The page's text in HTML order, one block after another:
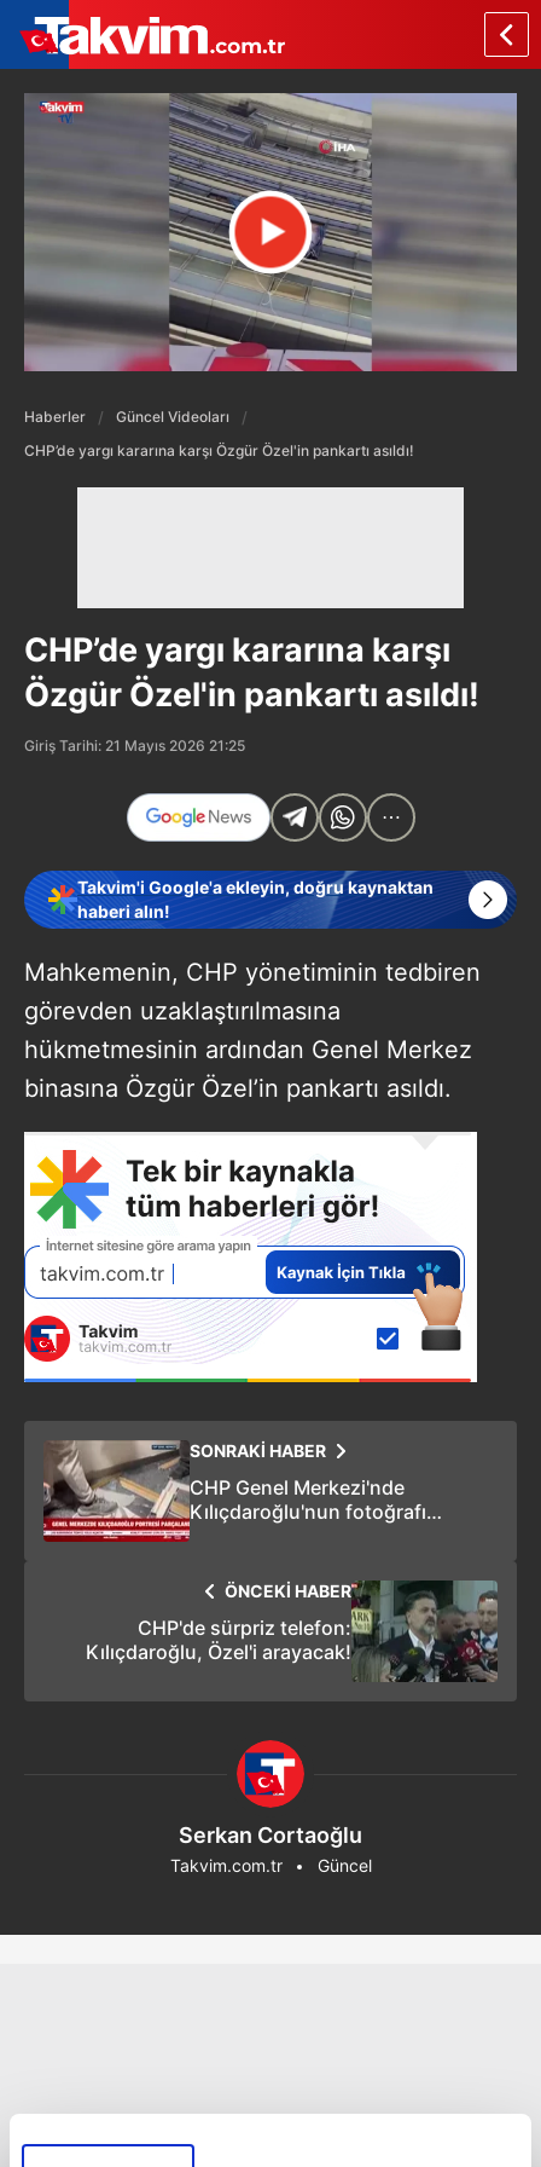
Haberler
Güncel Videoları
CHP’de yargı kararına karşı Özgür Özel'in pankartı asıldı!
CHP’de yargı kararına karşı
Özgür Özel'in pankartı asıldı!
Giriş Tarihi: 21 Mayıs 2026 21:25
Takvim'i Google'a ekleyin, doğru kaynaktan
haberi alın!
Mahkemenin, CHP yönetiminin tedbiren
görevden uzaklaştırılmasına
hükmetmesinin ardından Genel Merkez
binasına Özgür Özel’in pankartı asıldı.
SONRAKİ HABER
CHP Genel Merkezi'nde
Kılıçdaroğlu'nun fotoğrafı
ÖNCEKİ HABER
CHP'de sürpriz telefon:
Kılıçdaroğlu, Özel'i arayacak!
Serkan Cortaoğlu
Takvim.com.tr Güncel